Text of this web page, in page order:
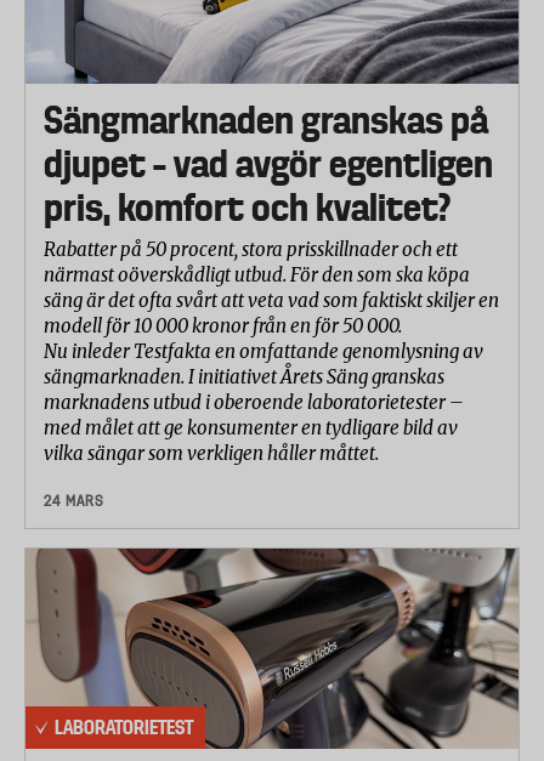
Sängmarknaden granskas på
djupet – vad avgör egentligen
pris, komfort och kvalitet?
Rabatter på 50 procent, stora prisskillnader och ett
närmast oöverskådligt utbud. För den som ska köpa
säng är det ofta svårt att veta vad som faktiskt skiljer en
modell för 10 000 kronor från en för 50 000.
Nu inleder Testfakta en omfattande genomlysning av
sängmarknaden. I initiativet Årets Säng granskas
marknadens utbud i oberoende laboratorietester –
med målet att ge konsumenter en tydligare bild av
vilka sängar som verkligen håller måttet.
24 MARS
LABORATORIETEST